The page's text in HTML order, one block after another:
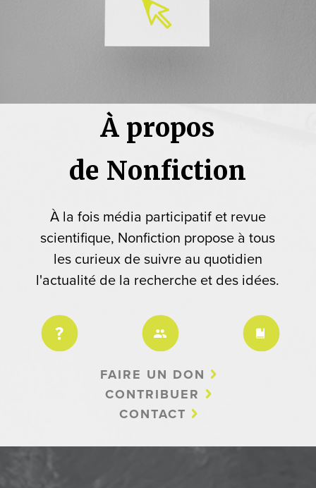
À propos
de Nonfiction
À la fois média participatif et revue
scientifique, Nonfiction propose à tous
les curieux de suivre au quotidien
l'actualité de la recherche et des idées.
FAIRE UN DON
CONTRIBUER
CONTACT